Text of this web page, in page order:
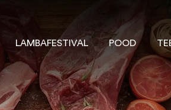
LAMBAFESTIVAL POOD